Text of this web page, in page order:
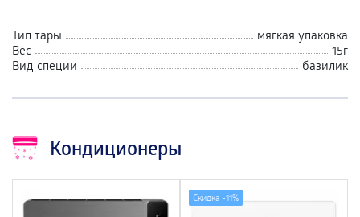
Тип тары
мягкая упаковка
Вес
15г
Вид специи
базилик
Кондиционеры
Скидка -11%